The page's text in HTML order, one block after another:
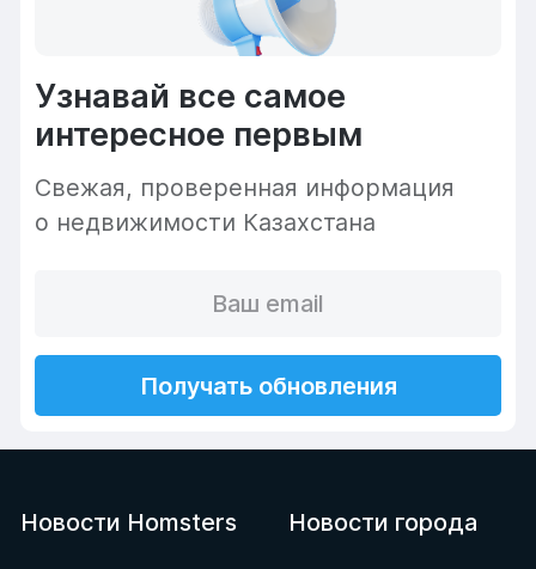
Узнавай все самое
интересное первым
Cвежая, проверенная информация
о недвижимости Казахстана
Получать обновления
Новости Homsters Новости города